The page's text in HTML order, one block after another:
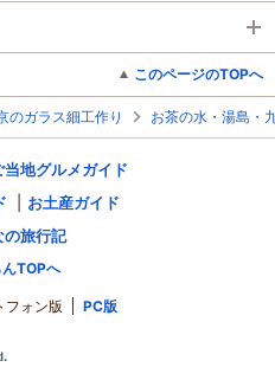
このページのTOPへ
のガラス細工作り お茶の水・湯島・
当地グルメガイド
お土産ガイド
の旅行記
んTOPへ
フォン版 PC版